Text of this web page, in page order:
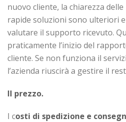
nuovo cliente, la chiarezza
rapide soluzioni sono ulteriori
valutare il supporto ricevuto.
praticamente l’inizio del
cliente. Se non funziona il
l’azienda riuscirà a gestire il
Il prezzo.
I costi di spedizione e